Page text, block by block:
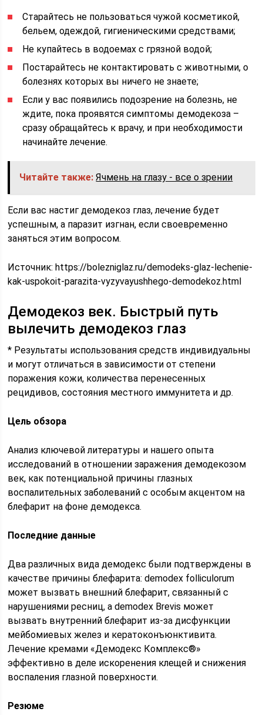
Старайтесь не пользоваться чужой косметикой,
бельем, одеждой, гигиеническими средствами;
Не купайтесь в водоемах с грязной водой;
Постарайтесь не контактировать с животными, о
болезнях которых вы ничего не знаете;
Если у вас появились подозрение на болезнь, не
ждите, пока проявятся симптомы демодекоза –
сразу обращайтесь к врачу, и при необходимости
начинайте лечение.
Читайте также: Ячмень на глазу - все о зрении
Если вас настиг демодекоз глаз, лечение будет
успешным, а паразит изгнан, если своевременно
заняться этим вопросом.
Источник:https://bolezniglaz.ru/demodeks-glaz-lechenie-
kak-uspokoit-parazita-vyzyvayushhego-demodekoz.html
Демодекоз век. Быстрый путь
вылечить демодекоз глаз
* Результаты использования средств индивидуальны
и могут отличаться в зависимости от степени
поражения кожи, количества перенесенных
рецидивов, состояния местного иммунитета и др.
Цель обзора
Анализ ключевой литературы и нашего опыта
исследований в отношении заражения демодекозом
век, как потенциальной причины глазных
воспалительных заболеваний с особым акцентом на
блефарит на фоне демодекса.
Последние данные
Два различных вида демодекс были подтверждены в
качестве причины блефарита: demodex folliculorum
может вызвать внешний блефарит, связанный с
нарушениями ресниц, а demodex Brevis может
вызвать внутренний блефарит из-за дисфункции
мейбомиевых желез и кератоконъюнктивита.
Лечение кремами «Демодекс Комплекс®»
эффективно в деле искоренения клещей и снижения
воспаления глазной поверхности.
Резюме